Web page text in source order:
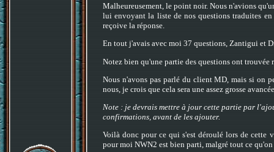
Malheureusement, le point noir. Nous n'avions
lui envoyant la liste de nos questions traduites
reçoive la réponse.
En tout j'avais avec moi 37 questions, Zantigui et
Notez bien qu'une partie des questions ont
Nous n'avons pas parlé du client MD, mais si on
nous, je crois que cela sera une assez grosse
Note : je devrais mettre à jour cette partie par
confirmations, avant de les ajouter.
Voilà donc pour ce qui s'est déroulé lors de cette
pour moi NWN2 est bien parti, malgré tout ce